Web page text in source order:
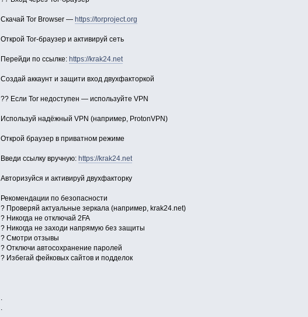
Скачай Tor Browser — https://torproject.org
Открой Tor-браузер и активируй сеть
Перейди по ссылке: https://krak24.net
Создай аккаунт и защити вход двухфакторкой
?? Если Tor недоступен — используйте VPN
Используй надёжный VPN (например, ProtonVPN)
Открой браузер в приватном режиме
Введи ссылку вручную: https://krak24.net
Авторизуйся и активируй двухфакторку
Рекомендации по безопасности
? Проверяй актуальные зеркала (например, krak24.net)
? Никогда не отключай 2FA
? Никогда не заходи напрямую без защиты
? Смотри отзывы
? Отключи автосохранение паролей
? Избегай фейковых сайтов и подделок
.
.